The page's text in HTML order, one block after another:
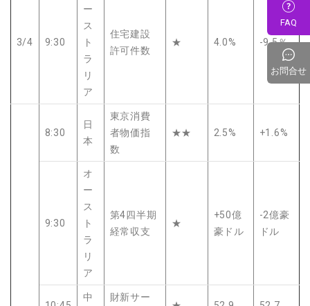
3/4 9:30
ー
ス
ト
ラ
リ
ア
住宅建設
許可件数
★ 4.0% -9.5％
8:30
日
本
東京消費
者物価指
数
★★ 2.5% +1.6%
9:30
オ
ー
ス
ト
ラ
リ
ア
第4四半期
経常収支
★
+50億
豪ドル
-2億豪
ドル
中 財新サー
FAQ
お問合せ